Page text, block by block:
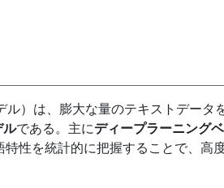
）は、膨大な量のテキストデータ
ルである。主にディープラーニング
性を統計的に把握することで、高